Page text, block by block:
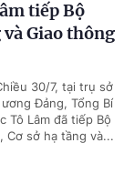
tiếp Bộ
Giao thông
30/7, tại trụ sở
Đảng, Tổng Bí
Tô Lâm đã tiếp Bộ
Cơ sở hạ tầng và...